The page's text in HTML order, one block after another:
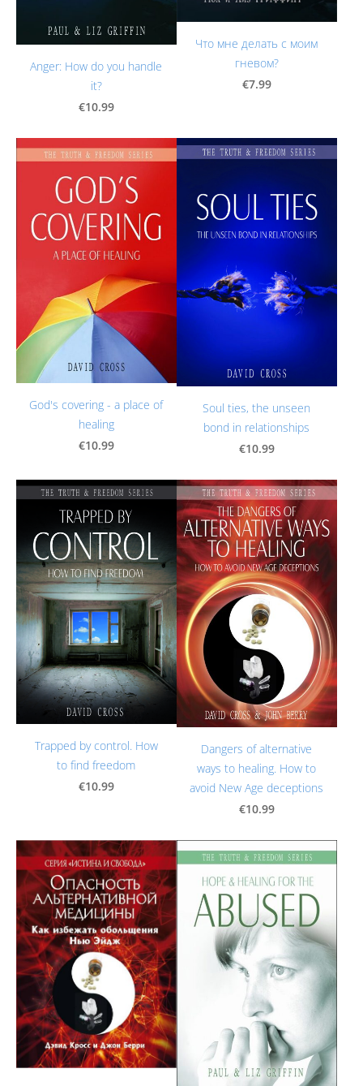
Anger: How do you handle
it?
€10.99
Что мне делать с моим
гневом?
€7.99
God's covering - a place of
healing
€10.99
Soul ties, the unseen
bond in relationships
€10.99
Trapped by control. How
to find freedom
€10.99
Dangers of alternative
ways to healing. How to
avoid New Age deceptions
€10.99